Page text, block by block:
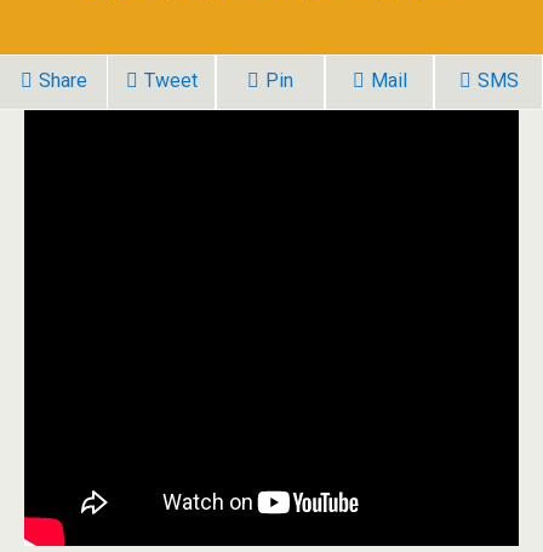
Share Tweet Pin Mail SMS